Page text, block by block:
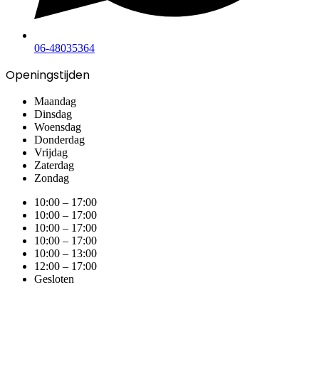
06-48035364
Openingstijden
Maandag
Dinsdag
Woensdag
Donderdag
Vrijdag
Zaterdag
Zondag
10:00 – 17:00
10:00 – 17:00
10:00 – 17:00
10:00 – 17:00
10:00 – 13:00
12:00 – 17:00
Gesloten